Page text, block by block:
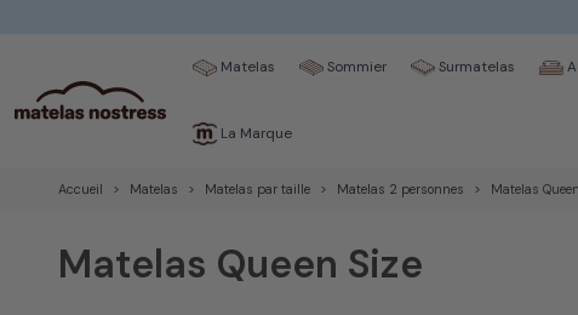
Matelas Sommier Surmatelas
La Marque
Accueil Matelas Matelas par taille Matelas 2 personnes Matelas
Matelas Queen Size